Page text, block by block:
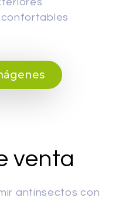
venta
antinsectos con